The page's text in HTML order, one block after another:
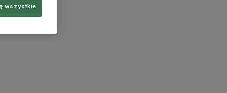
wszystkie